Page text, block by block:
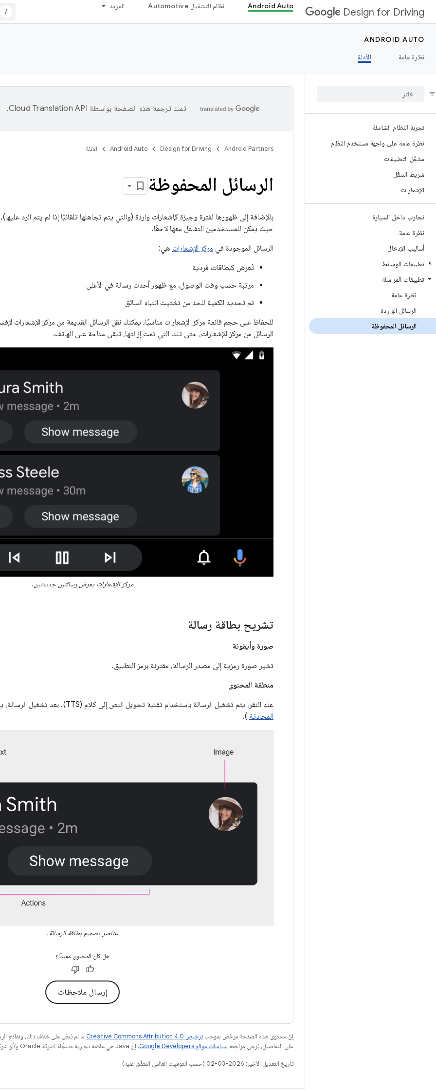
Design for Driving
Android Auto نظام التشغيل Automotive المزيد
/
ANDROID AUTO
نظرة عامة
الأدلة
تجربة النظام الشاملة
نظرة عامة على واجهة مستخدم النظام
مشغّل التطبيقات
شريط التنقّل
الإشعارات
تجارب داخل السيارة
نظرة عامة
أساليب الإدخال
تطبيقات الوسائط
تطبيقات المراسلة
نظرة عامة
الرسائل الواردة
الرسائل المحفوظة
تمت ترجمة هذه الصفحة بواسطة Cloud Translation API‏
.
Android Partners
Design for Driving
Android Auto الأدلة
الرسائل المحفوظة
بالإضافة إلى ظهورها لفترة وجيزة كإشعارات واردة (والتي يتم تجاهلها تلقائيًا إذا لم يتم الرد
حيث يمكن للمستخدمين التفاعل معها لاحقًا.
الرسائل الموجودة في مركز الإشعارات هي:
تُعرض كبطاقات فردية
مرتبة حسب وقت الوصول، مع ظهور أحدث رسالة في الأعلى
تم تحديد الكمية للحد من تشتيت انتباه السائق
للحفاظ على حجم قائمة مركز الإشعارات مناسبًا، يمكنك نقل الرسائل القديمة من مركز الإشعارات
الرسائل من مركز الإشعارات، حتى تلك التي تمت إزالتها، تبقى متاحة على الهاتف.
مركز الإشعارات يعرض رسالتين جديدتين.
تشريح بطاقة رسالة
صورة وأيقونة
تشير صورة رمزية إلى مصدر الرسالة، مقترنة برمز التطبيق.
منطقة المحتوى
عند النقر، يتم تشغيل الرسالة باستخدام تقنية تحويل النص إلى كلام (TTS). بعد تشغيل الرسالة، يعرض النظام مطالبات الرد (انظر
المحادثة ).
عناصر تصميم بطاقة الرسالة.
هل كان المحتوى مفيدًا؟
إرسال ملاحظات
إنّ محتوى هذه الصفحة مرخّص بموجبترخيص Creative Commons Attribution 4.0‏
ما لم يُنصّ على خلاف ذلك، ونماذج
على التفاصيل، يُرجى مراجعة سياسات موقع Google Developers‏ . إنّ Java هي علامة تجارية مسجَّلة لشركة Oracle و/أو شركائها التابعين.
تاريخ التعديل الأخير: 2026-03-02 (حسب التوقيت العالمي المتفَّق عليه)